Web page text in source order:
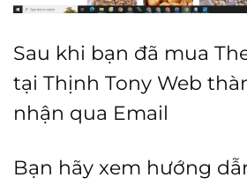
Sau khi bạn đã mua
tại Thịnh Tony Web
nhận qua Email
Bạn hãy xem hướng